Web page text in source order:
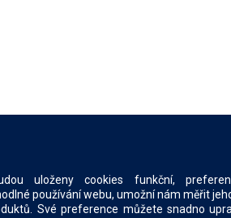
uloženy cookies funkční,
používání webu, umožní nám měřit
Své preference můžete snadno